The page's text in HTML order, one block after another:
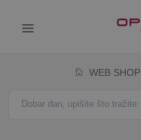
WEB SHOP